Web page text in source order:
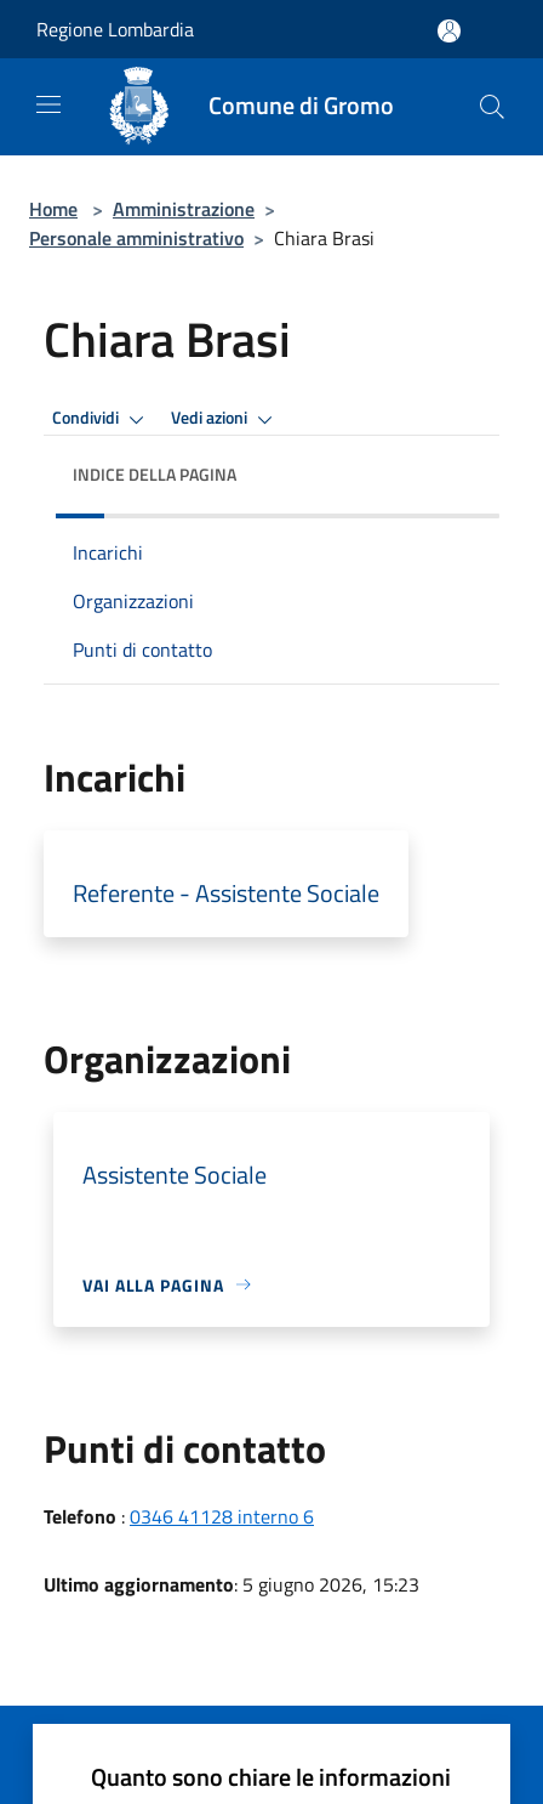
Regione Lombardia
Comune di Gromo
Home > Amministrazione >
Personale amministrativo > Chiara Brasi
Chiara Brasi
Condividi Vedi azioni
INDICE DELLA PAGINA
Incarichi
Organizzazioni
Punti di contatto
Incarichi
Referente - Assistente Sociale
Organizzazioni
Assistente Sociale
VAI ALLA PAGINA
Punti di contatto
Telefono :0346 41128 interno 6
Ultimo aggiornamento: 5 giugno 2026, 15:23
Quanto sono chiare le informazioni